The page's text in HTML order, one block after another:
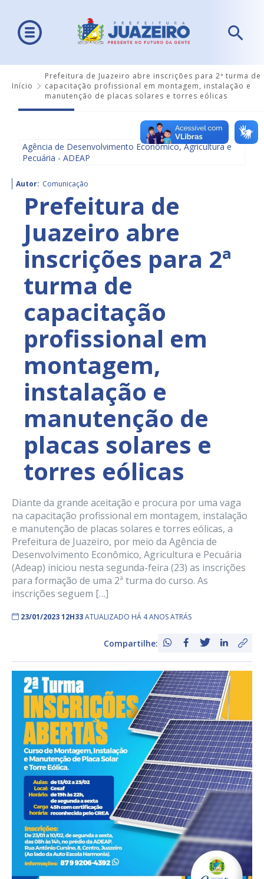
Início
Prefeitura de Juazeiro abre inscrições para 2ª turma de
capacitação profissional em montagem, instalação e
manutenção de placas solares e torres eólicas
Agência de Desenvolvimento Econômico, Agricultura e
Pecuária - ADEAP
Autor: Comunicação
Prefeitura de
Juazeiro abre
inscrições para 2ª
turma de
capacitação
profissional em
montagem,
instalação e
manutenção de
placas solares e
torres eólicas
Diante da grande aceitação e procura por uma vaga
na capacitação profissional em montagem, instalação
e manutenção de placas solares e torres eólicas, a
Prefeitura de Juazeiro, por meio da Agência de
Desenvolvimento Econômico, Agricultura e Pecuária
(Adeap) iniciou nesta segunda-feira (23) as inscrições
para formação de uma 2ª turma do curso. As
inscrições seguem […]
23/01/2023 12H33ATUALIZADO HÁ 4 ANOS ATRÁS
Compartilhe: